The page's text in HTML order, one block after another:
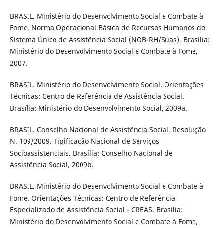
BRASIL. Ministério do Desenvolvimento Social e Combate à
Fome. Norma Operacional Básica de Recursos Humanos do
Sistema Único de Assistência Social (NOB-RH/Suas). Brasília:
Ministério do Desenvolvimento Social e Combate à Fome,
2007.
BRASIL. Ministério do Desenvolvimento Social. Orientações
Técnicas: Centro de Referência de Assistência Social.
Brasília: Ministério do Desenvolvimento Social, 2009a.
BRASIL. Conselho Nacional de Assistência Social. Resolução
N. 109/2009. Tipificação Nacional de Serviços
Socioassistenciais. Brasília: Conselho Nacional de
Assistência Social, 2009b.
BRASIL. Ministério do Desenvolvimento Social e Combate à
Fome. Orientações Técnicas: Centro de Referência
Especializado de Assistência Social - CREAS. Brasília:
Ministério do Desenvolvimento Social e Combate à Fome,